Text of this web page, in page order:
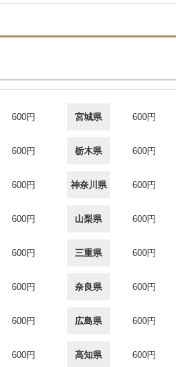
600円 宮城県 600円
600円 栃木県 600円
600円 神奈川県 600円
600円 山梨県 600円
600円 三重県 600円
600円 奈良県 600円
600円 広島県 600円
600円 高知県 600円